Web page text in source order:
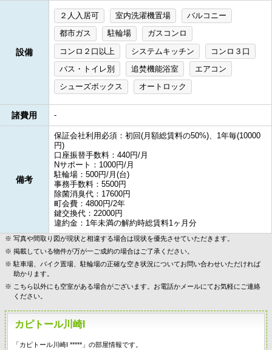
設備
２人入居可 室内洗濯機置場
バルコニー
都市ガス
駐輪場
ガスコンロ
コンロ２口以上
システムキッチン
コンロ３口
バス・トイレ別
追焚機能浴室
エアコン
シューズボックス
オートロック
諸費用 -
備考
保証会社利用必須：初回(月額総賃料の50%)、1年毎(10000
円)
口座振替手数料：440円/月
Nサポート：1000円/月
駐輪場：500円/月(台)
事務手数料：5500円
除菌消臭代：17600円
町会費：4800円/2年
鍵交換代：22000円
違約金：1年未満の解約時総賃料1ヶ月分
写真や間取り図が現状と相違する場合は現状を優先させていただきます。
掲載している物件が万が一ご成約の場合はご了承ください。
駐車場、バイク置場、駐輪場の正確な空き状況についてお問い合わせいただければ
助かります。
こちら以外にも空室がある場合がございます。お電話かメールにてお気軽にご連絡
ください。
カピトール川崎I
「カピトール川崎I *****」の部屋情報です。